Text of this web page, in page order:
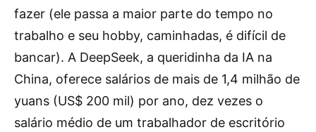
fazer (ele passa a maior parte do tempo no
trabalho e seu hobby, caminhadas, é difícil de
bancar). A DeepSeek, a queridinha da IA ​​na
China, oferece salários de mais de 1,4 milhão de
yuans (US$ 200 mil) por ano, dez vezes o
salário médio de um trabalhador de escritório